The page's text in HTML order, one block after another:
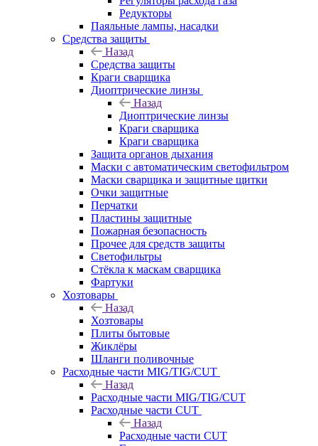
Редукторы
Паяльные лампы, насадки
Средства защиты
Назад
Средства защиты
Краги сварщика
Диоптрические линзы
Назад
Диоптрические линзы
Краги сварщика
Краги сварщика
Защита органов дыхания
Маски с автоматическим светофильтром
Маски сварщика и защитные щитки
Очки защитные
Перчатки
Пластины защитные
Пожарная безопасность
Прочее для средств защиты
Светофильтры
Стёкла к маскам сварщика
Фартуки
Хозтовары
Назад
Хозтовары
Плиты бытовые
Жиклёры
Шланги поливочные
Расходные части MIG/TIG/CUT
Назад
Расходные части MIG/TIG/CUT
Расходные части CUT
Назад
Расходные части CUT